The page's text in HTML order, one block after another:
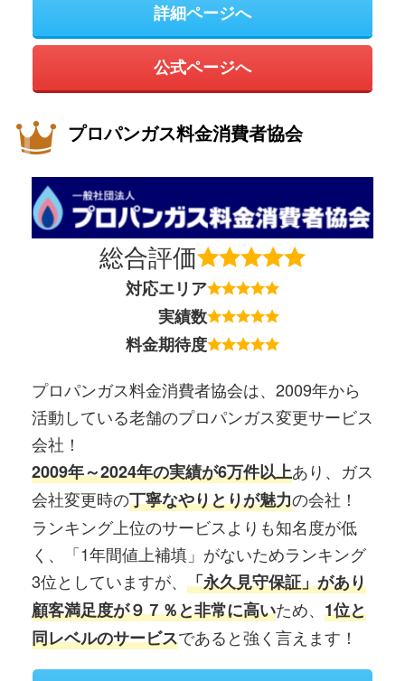
詳細ページへ
公式ページへ
プロパンガス料金消費者協会
総合評価
対応エリア
実績数
料金期待度
プロパンガス料金消費者協会は、2009年から
活動している老舗のプロパンガス変更サービス
会社！
2009年～2024年の実績が6万件以上あり、ガス
会社変更時の丁寧なやりとりが魅力の会社！
ランキング上位のサービスよりも知名度が低
く、「1年間値上補填」がないためランキング
3位としていますが、 「永久見守保証」があり
顧客満足度が９７％と非常に高いため、 1位と
同レベルのサービスであると強く言えます！